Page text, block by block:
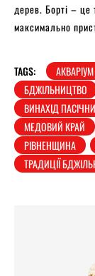
дерев. Борті –
максимально
TAGS:
БДЖІЛЬНИЦТВО
ВИНАХІД
МЕДОВИЙ КРАЙ
РІВНЕНЩИНА
ТРАДИЦІЇ